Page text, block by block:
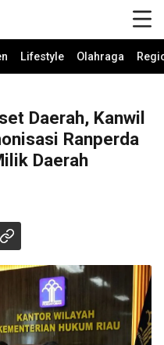
Lifestyle Olahraga
Daerah, Kanwil
Ranperda
Daerah